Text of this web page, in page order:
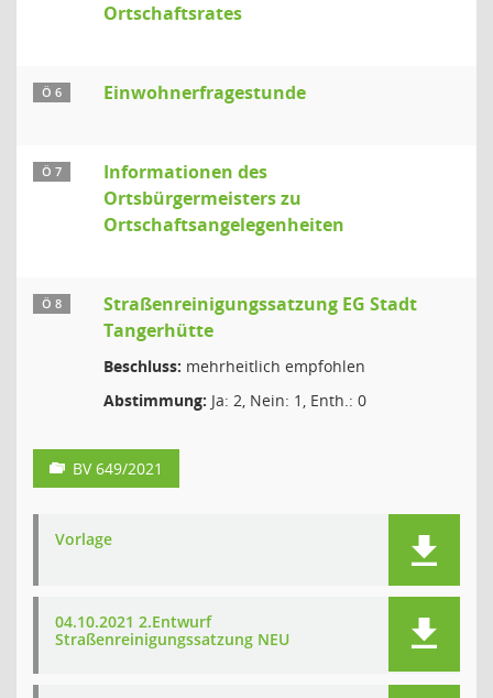
Ortschaftsrates
Ö 6 Einwohnerfragestunde
Ö 7
Informationen des
Ortsbürgermeisters zu
Ortschaftsangelegenheiten
Ö 8
Straßenreinigungssatzung EG Stadt
Tangerhütte
Beschluss: mehrheitlich empfohlen
Abstimmung: Ja: 2, Nein: 1, Enth.: 0
BV 649/2021
Vorlage
04.10.2021 2.Entwurf
Straßenreinigungssatzung NEU